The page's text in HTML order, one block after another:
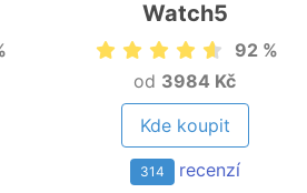
Watch5
92 %
od 3984 Kč
Kde koupit
314 recenzí